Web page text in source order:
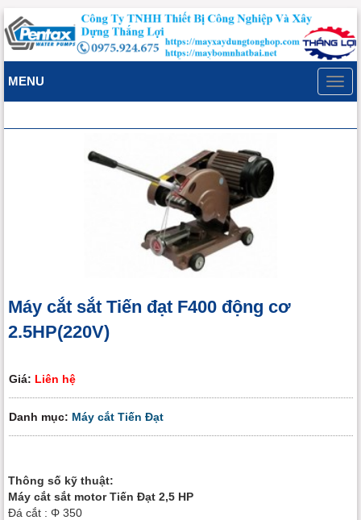
MENU
Máy cắt sắt Tiến đạt F400 động cơ
2.5HP(220V)
Giá: Liên hệ
Danh mục: Máy cắt Tiến Đạt
Thông số kỹ thuật:
Máy cắt sắt motor Tiến Đạt 2,5 HP
Đá cắt : Φ 350